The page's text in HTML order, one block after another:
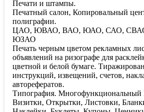
Печати и штампы.
Печатный салон, Копировальный
полиграфии.
ЦАО, ЮВАО, ВАО, ЮАО, САО,
ЮЗАО
Печать черным цветом рекламных
объявлений на ризографе для
цветной и белой бумаге.
инструкций, извещений, счетов,
авторефератов.
Типография. Многофункциональный
Визитки, Открытки, Листовки,